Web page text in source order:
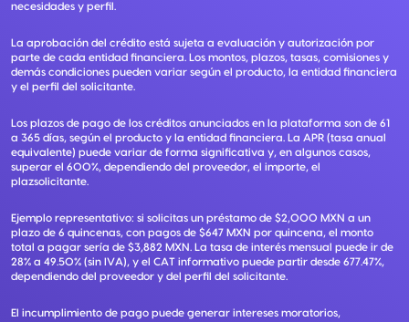
necesidades y perfil.
La aprobación del crédito está sujeta a evaluación y autorización por
parte de cada entidad financiera. Los montos, plazos, tasas, comisiones y
demás condiciones pueden variar según el producto, la entidad financiera
y el perfil del solicitante.
Los plazos de pago de los créditos anunciados en la plataforma son de 61
a 365 días, según el producto y la entidad financiera. La APR (tasa anual
equivalente) puede variar de forma significativa y, en algunos casos,
superar el 600%, dependiendo del proveedor, el importe, el
plazsolicitante.
Ejemplo representativo: si solicitas un préstamo de $2,000 MXN a un
plazo de 6 quincenas, con pagos de $647 MXN por quincena, el monto
total a pagar sería de $3,882 MXN. La tasa de interés mensual puede ir de
28% a 49.50% (sin IVA), y el CAT informativo puede partir desde 677.47%,
dependiendo del proveedor y del perfil del solicitante.
El incumplimiento de pago puede generar intereses moratorios,